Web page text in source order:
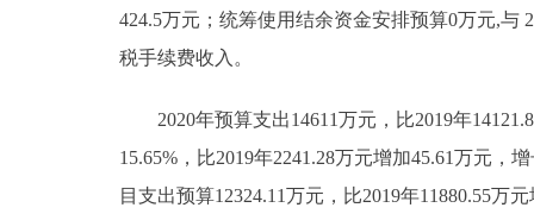
424.5万元；统筹使用结余资金安排预算0万元,与
税手续费收入。
2020年预算支出14611万元，比2019年
15.65%，比2019年2241.28万元增加45.61万元
目支出预算12324.11万元，比2019年11880.55